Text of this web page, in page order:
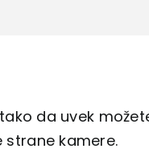
da uvek
kamere.